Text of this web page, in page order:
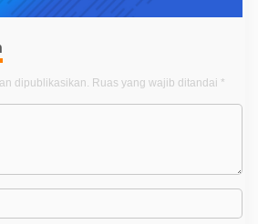
dipublikasikan. Ruas yang wajib ditandai *